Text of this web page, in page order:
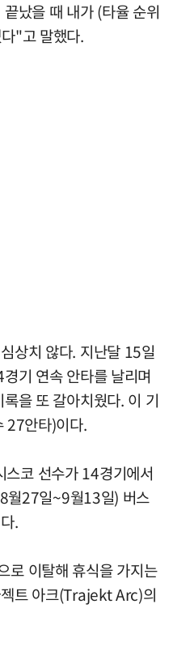
났을 때 내가 (타율 순위
"고 말했다.
상치 않다. 지난달 15일
기 연속 안타를 날리며
을 또 갈아치웠다. 이 기
27안타)이다.
스코 선수가 14경기에서
월27일~9월13일) 버스
.
로 이탈해 휴식을 가지는
트 아크(Trajekt Arc)의